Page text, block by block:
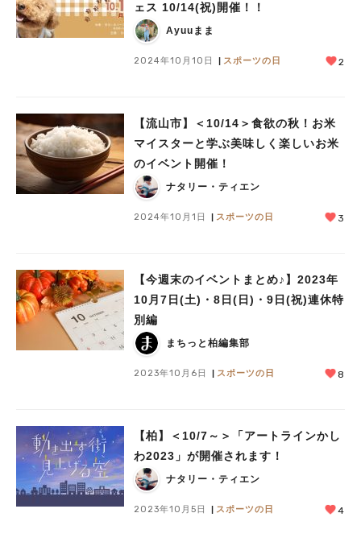
ェス 10/14(祝)開催！！
Ayuuまま
2024年10月10日 スポーツの日 2
【流山市】＜10/14＞食欲の秋！お米
マイスターと学ぶ美味しく楽しいお米
のイベント開催！
ナタリー・ティエン
2024年10月1日 スポーツの日 3
【今週末のイベントまとめ♪】2023年
10月7日(土)・8日(日)・9日(祝)連休特
別編
まちっと柏編集部
2023年10月6日 スポーツの日 8
【柏】＜10/7～＞「アートラインかし
わ2023」が開催されます！
ナタリー・ティエン
2023年10月5日 スポーツの日 4